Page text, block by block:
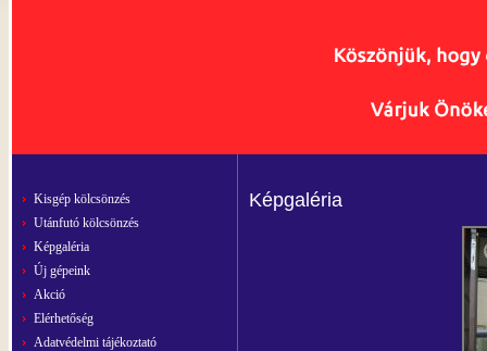
Kisgép kölcsönzés
Utánfutó kölcsönzés
Képgaléria
Új gépeink
Akció
Elérhetőség
Adatvédelmi tájékoztató
Képgaléria